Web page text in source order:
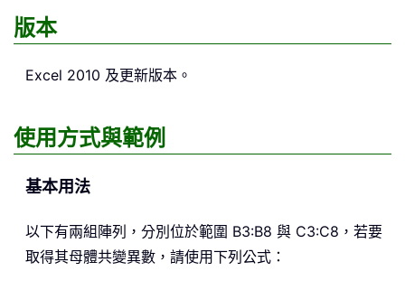
版本
Excel 2010 及更新版本。
使用方式與範例
基本用法
以下有兩組陣列，分別位於範圍 B3:B8 與 C3:C8，若要
取得其母體共變異數，請使用下列公式：